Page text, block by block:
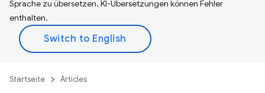
Sprache zu übersetzen. KI-Übersetzungen können Fehler
enthalten.
Startseite Articles